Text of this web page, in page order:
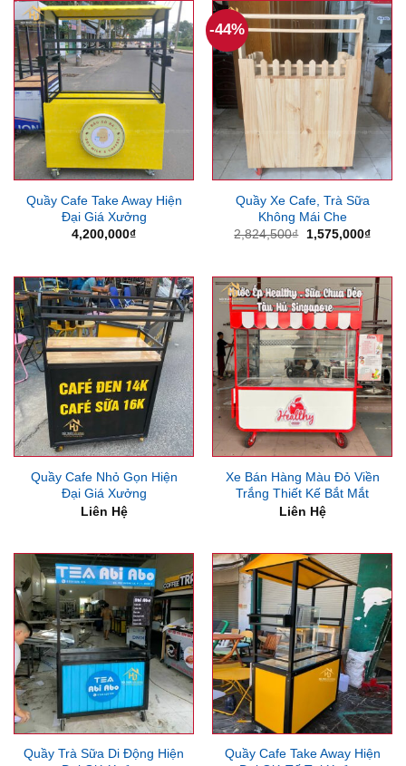
Quầy Cafe Take Away Hiện
Đại Giá Xưởng
4,200,000₫
-44%
Quầy Xe Cafe, Trà Sữa
Không Mái Che
2,824,500₫
Giá
1,575,000₫Giá
Quầy Cafe Nhỏ Gọn Hiện
Đại Giá Xưởng
Liên Hệ
Xe Bán Hàng Màu Đỏ Viền
Trắng Thiết Kế Bắt Mắt
Liên Hệ
Quầy Trà Sữa Di Động Hiện
Quầy Cafe Take Away Hiện